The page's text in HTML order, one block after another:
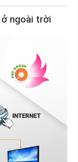
ngoài trời